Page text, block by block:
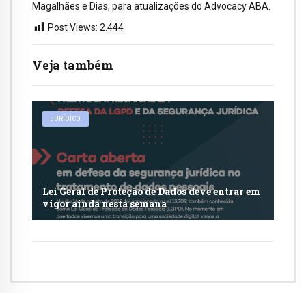
Veja também
JURÍDICO
Lei Geral de Proteção de Dados deve entrar em
vigor ainda nesta semana
Magalhães e Dias, para atualizações do Advocacy ABA.
Post Views: 2.444